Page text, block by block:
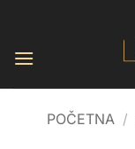
content
POČETNA /